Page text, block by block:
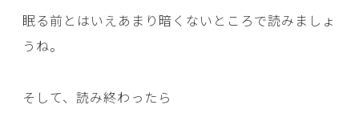
眠る前とはいえあまり暗くないところで読みましょ
うね。
そして、読み終わったら